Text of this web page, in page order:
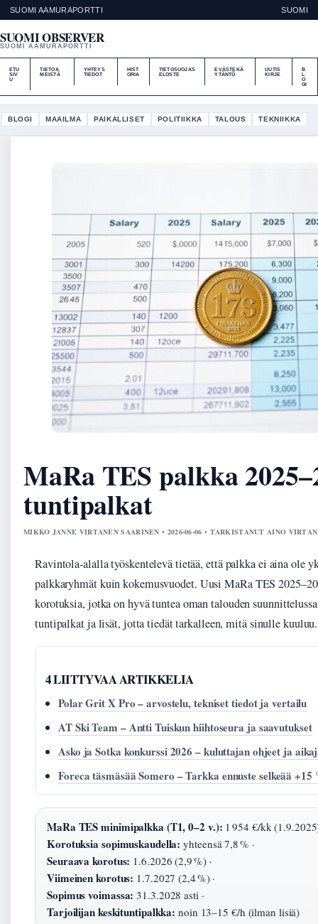
SUOMI AAMURAPORTTI SUOMI
SUOMI OBSERVER
SUOMI AAMURAPORTTI
ETU
SIV
U
TIETOA
MEISTÄ
YHTEYS
TIEDOT
HIST
ORIA
TIETOSUOJAS
ELOSTE
EVÄSTEKÄ
YTÄNTÖ
UUTIS
KIRJE
B
O
GI
BLOGI MAAILMA PAIKALLISET POLITIIKKA TALOUS TEKNIIKKA
MaRa TES palkka
tuntipalkat
MIKKO JANNE VIRTANEN SAARINEN • 2026-06-06 • TARKISTANUT AINO
Ravintola-alalla työskentelevä tietää, että palkka ei aina ole
palkkaryhmät kuin kokemusvuodet. Uusi MaRa TES
korotuksia, jotka on hyvä tuntea oman talouden
tuntipalkat ja lisät, jotta tiedät tarkalleen, mitä sinulle kuuluu.
4 LIITTYVAA ARTIKKELIA
Polar Grit X Pro – arvostelu, tekniset tiedot ja vertailu
AT Ski Team – Antti Tuiskun hiihtoseura ja saavutukset
Asko ja Sotka konkurssi 2026 – kuluttajan ohjeet ja
Foreca täsmäsää Somero – Tarkka ennuste selkeää +15
MaRa TES minimipalkka (T1, 0–2 v.): 1 954 €/kk
Korotuksia sopimuskaudella: yhteensä 7,8 % ·
Seuraava korotus: 1.6.2026 (2,9 %) ·
Viimeinen korotus: 1.7.2027 (2,4 %) ·
Sopimus voimassa: 31.3.2028 asti ·
Tarjoilijan keskituntipalkka: noin 13–15 €/h (ilman lisiä)